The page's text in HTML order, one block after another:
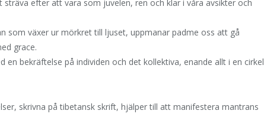
sträva efter att vara som juvelen, ren och klar i våra avsikter och
som växer ur mörkret till ljuset, uppmanar padme oss att gå
grace.
en bekräftelse på individen och det kollektiva, enande allt i en cirkel
skrivna på tibetansk skrift, hjälper till att manifestera mantrans